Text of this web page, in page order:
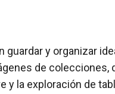
y organizar
de colecciones,
y la exploración de